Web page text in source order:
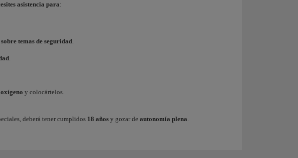
operaciones quirúrgicas, que puedan agravarse debido al transporte.
médica para volar
asistencia para:
sobre temas de seguridad.
.
y colocártelos.
deberá tener cumplidos 18 años y gozar de autonomía plena.